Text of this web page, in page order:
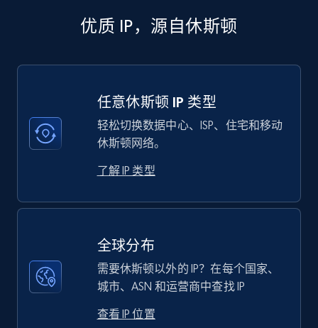
优质 IP，源自休斯顿
任意休斯顿 IP 类型
轻松切换数据中心、ISP、住宅和移动
休斯顿网络。
了解 IP 类型
全球分布
需要休斯顿以外的 IP？在每个国家、
城市、ASN 和运营商中查找 IP
查看 IP 位置